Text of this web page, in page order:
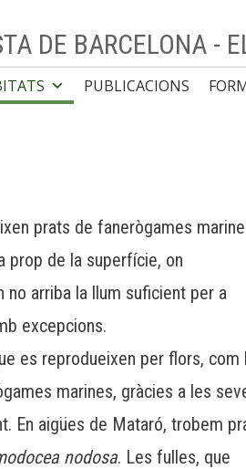
DE BARCELONA -
PUBLICACIONS
prats de fanerògames
prop de la superfície, on
no arriba la llum suficient per a
excepcions.
es reprodueixen per flors, com
marines, gràcies a les
En aigües de Mataró, trobem
nodosa. Les fulles, que